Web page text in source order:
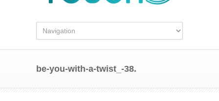
be-you-with-a-twist_-38.